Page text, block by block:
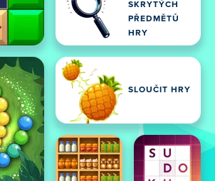
SKRYTÝCH
PŘEDMĚTŮ
HRY
SLOUČIT HRY